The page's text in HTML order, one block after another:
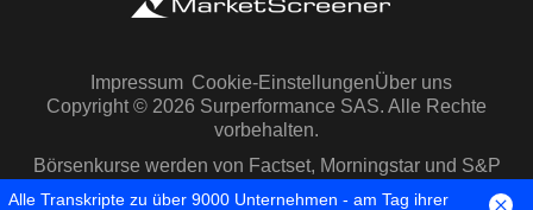
Impressum Cookie-EinstellungenÜber uns
Copyright © 2026 Surperformance SAS. Alle Rechte
vorbehalten.
Börsenkurse werden von Factset, Morningstar und S&P
Capital IQ zur Verfügung gestellt
Alle Transkripte zu über 9000 Unternehmen - am Tag ihrer